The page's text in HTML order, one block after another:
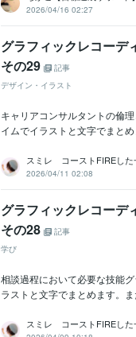
2026/04/16 02:27
グラフィックレコーデ
その29
記事
デザイン・イラスト
キャリアコンサルタントの倫
イムでイラストと文字でまと
スミレ コーストFIREした
2026/04/11 02:08
グラフィックレコーデ
その28
記事
学び
相談過程において必要な技能
ラストと文字でまとめます。
スミレ コーストFIREした